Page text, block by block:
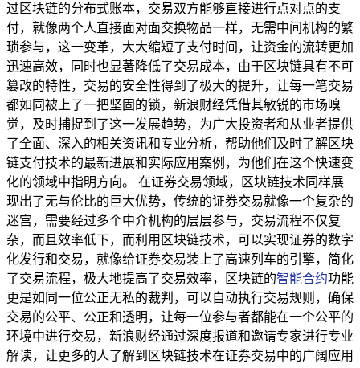
过区块链的分布式账本，交易双方能够直接进行点对点的支
付，就像两个人直接面对面交换物品一样，无需中间机构的繁
琐参与，这一变革，大大缩短了支付时间，让资金的流转更加
迅速高效，同时也显著降低了交易成本，由于区块链具有不可
篡改的特性，交易的安全性得到了极大的提升，让每一笔交易
都如同被上了一把坚固的锁，新浪财经凭借其敏锐的市场嗅
觉，及时捕捉到了这一发展趋势，为广大投资者和从业者提供
了全面、深入的相关资讯和专业分析，帮助他们及时了解区块
链支付技术的最新进展和实际应用案例，为他们在这个快速变
化的领域中指明方向。 在证券交易领域，区块链技术同样展
现出了无与伦比的巨大优势，传统的证券交易就像一个复杂的
迷宫，需要经过多个中介机构的层层参与，交易流程不仅复
杂，而且效率低下，而利用区块链技术，可以实现证券的数字
化发行和交易，就像给证券交易装上了高速列车的引擎，简化
了交易流程，极大地提高了交易效率，区块链的智能合约功能
更是如同一位公正无私的裁判，可以自动执行交易规则，确保
交易的公平、公正和透明，让每一位参与者都能在一个公平的
环境中进行交易，新浪财经通过深度报道和邀请专家进行专业
解读，让更多的人了解到区块链技术在证券交易中的广阔应用